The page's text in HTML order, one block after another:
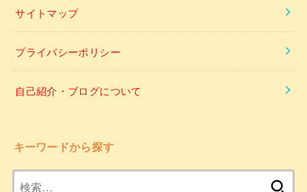
サイトマップ
プライバシーポリシー
自己紹介・ブログについて
キーワードから探す